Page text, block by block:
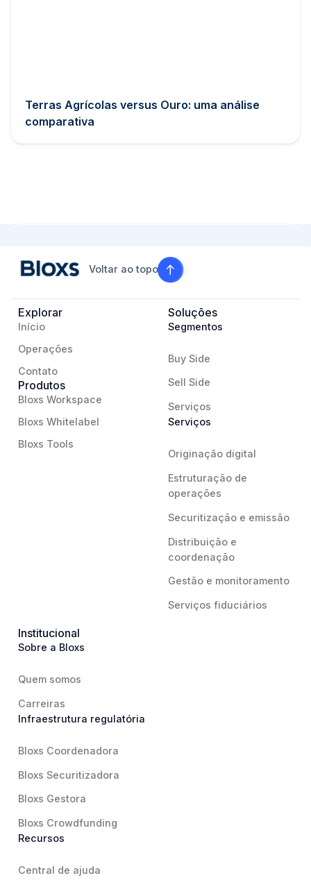
Terras Agrícolas versus Ouro: uma análise
comparativa
Voltar ao topo
Explorar
Início
Operações
Contato
Produtos
Bloxs Workspace
Bloxs Whitelabel
Bloxs Tools
Soluções
Segmentos
Buy Side
Sell Side
Serviços
Serviços
Originação digital
Estruturação de
operações
Securitização e emissão
Distribuição e
coordenação
Gestão e monitoramento
Serviços fiduciários
Institucional
Sobre a Bloxs
Quem somos
Carreiras
Infraestrutura regulatória
Bloxs Coordenadora
Bloxs Securitizadora
Bloxs Gestora
Bloxs Crowdfunding
Recursos
Central de ajuda